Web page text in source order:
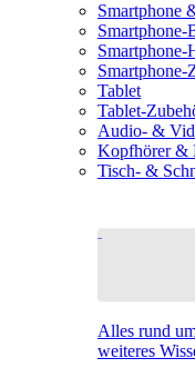
Smartphone
Smartphone-
Smartphone-
Tablet
Tablet-
Audio- &
Kopfhörer &
Tisch- &
Alles rund
weiteres